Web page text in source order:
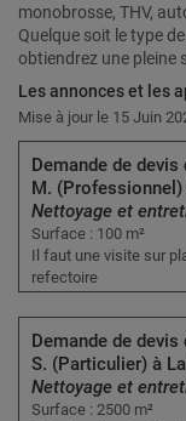
monobrosse, THV,
Quelque soit le type
obtiendrez une pleine
Les annonces et les
Mise à jour le 15 Juin
Demande de devis
M. (Professionnel)
Nettoyage et
Surface : 100 m²
Il faut une visite sur
refectoire
Demande de devis
S. (Particulier) à
Nettoyage et
Surface : 2500 m²